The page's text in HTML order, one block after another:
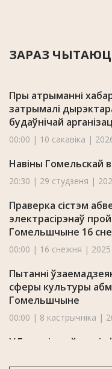
ЗАРАЗ
Пры атрыманні
затрымалі
будаўнічай
00:00 | 10 сакавіка |
Навіны Гомельскай
20:30 | 29 студзеня |
Праверка сістэм
электрасірэнаў
Гомельшчыне 16
00:00 | 16 снежня | 2025
Пытанні
сферы культуры
Гомельшчыне
00:00 | 8 кастрычніка |
У Гомелі прайшла